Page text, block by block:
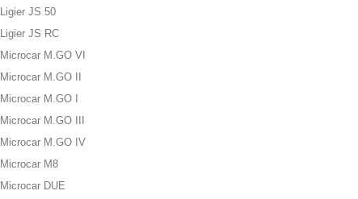
Ligier JS 50
Ligier JS RC
Microcar M.GO VI
Microcar M.GO II
Microcar M.GO I
Microcar M.GO III
Microcar M.GO IV
Microcar M8
Microcar DUE